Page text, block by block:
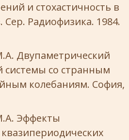
и стохастичность в
Сер. Радиофизика. 1984.
Двупаметрический
со странным
колебаниям. София,
Эффекты